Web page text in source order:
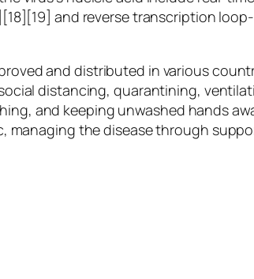
and reverse transcription
and distributed in various
distancing, quarantining,
and keeping unwashed hands
the disease through